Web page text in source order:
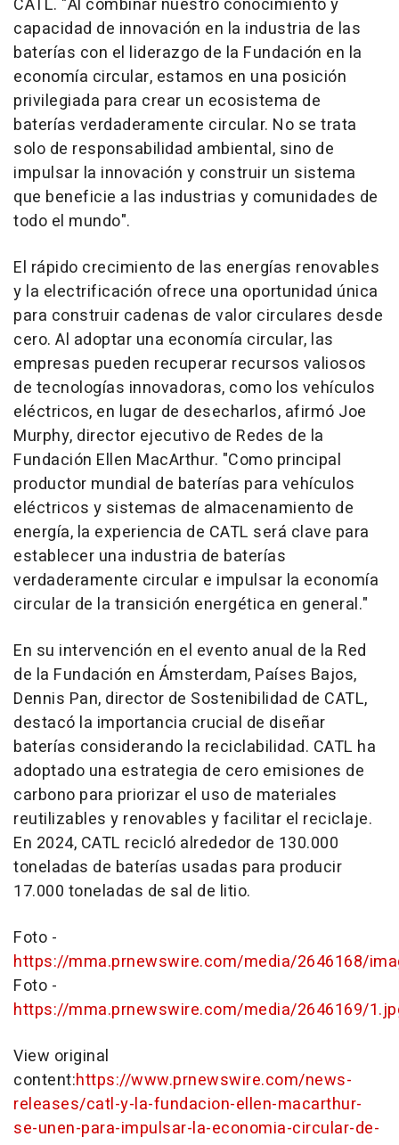
CATL. "Al combinar nuestro conocimiento y
capacidad de innovación en la industria de las
baterías con el liderazgo de la Fundación en la
economía circular, estamos en una posición
privilegiada para crear un ecosistema de
baterías verdaderamente circular. No se trata
solo de responsabilidad ambiental, sino de
impulsar la innovación y construir un sistema
que beneficie a las industrias y comunidades de
todo el mundo".
El rápido crecimiento de las energías renovables
y la electrificación ofrece una oportunidad única
para construir cadenas de valor circulares desde
cero. Al adoptar una economía circular, las
empresas pueden recuperar recursos valiosos
de tecnologías innovadoras, como los vehículos
eléctricos, en lugar de desecharlos, afirmó Joe
Murphy, director ejecutivo de Redes de la
Fundación Ellen MacArthur. "Como principal
productor mundial de baterías para vehículos
eléctricos y sistemas de almacenamiento de
energía, la experiencia de CATL será clave para
establecer una industria de baterías
verdaderamente circular e impulsar la economía
circular de la transición energética en general."
En su intervención en el evento anual de la Red
de la Fundación en Ámsterdam, Países Bajos,
Dennis Pan, director de Sostenibilidad de CATL,
destacó la importancia crucial de diseñar
baterías considerando la reciclabilidad. CATL ha
adoptado una estrategia de cero emisiones de
carbono para priorizar el uso de materiales
reutilizables y renovables y facilitar el reciclaje.
En 2024, CATL recicló alrededor de 130.000
toneladas de baterías usadas para producir
17.000 toneladas de sal de litio.
Foto -
https://mma.prnewswire.com/media/2646168/
Foto -
https://mma.prnewswire.com/media/2646169/
View original
content:https://www.prnewswire.com/news-
releases/catl-y-la-fundacion-ellen-macarthur-
se-unen-para-impulsar-la-economia-circular-de-